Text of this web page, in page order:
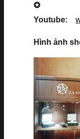
✪
Youtube:
Hình ảnh